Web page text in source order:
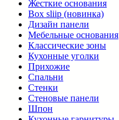
Жесткие основания
Box sliip (новинка)
Дизайн панели
Мебельные основания
Классические зоны
Кухонные уголки
Прихожие
Спальни
Стенки
Стеновые панели
Шпон